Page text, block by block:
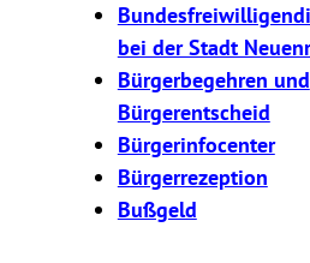
bei der Stadt
Bürgerbegehren und
Bürgerentscheid
Bürgerinfocenter
Bürgerrezeption
Bußgeld